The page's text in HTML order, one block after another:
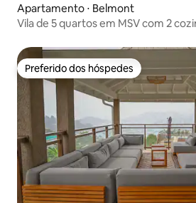
Apartamento ⋅ Belmont
Vila de 5 quartos em MSV com 2
Preferido dos hóspedes
Preferido dos hóspedes